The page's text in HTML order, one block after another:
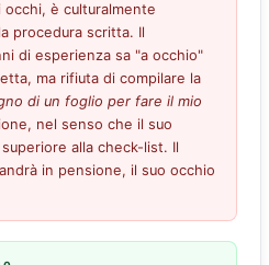
è culturalmente
procedura scritta. Il
di esperienza sa "a occhio"
ma rifiuta di compilare la
di un foglio per fare il mio
nel senso che il suo
alla check-list. Il
in pensione, il suo occhio